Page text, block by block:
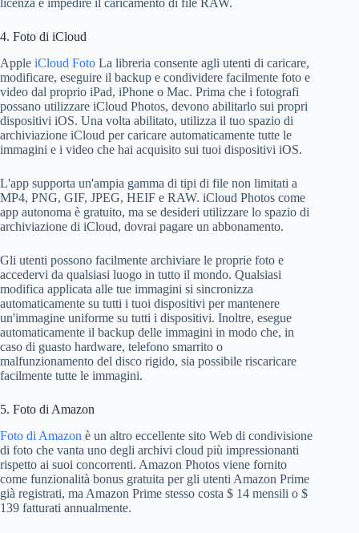
licenza e impedire il caricamento di file RAW.
4. Foto di iCloud
Apple iCloud Foto La libreria consente agli utenti di caricare,
modificare, eseguire il backup e condividere facilmente foto e
video dal proprio iPad, iPhone o Mac. Prima che i fotografi
possano utilizzare iCloud Photos, devono abilitarlo sui propri
dispositivi iOS. Una volta abilitato, utilizza il tuo spazio di
archiviazione iCloud per caricare automaticamente tutte le
immagini e i video che hai acquisito sui tuoi dispositivi iOS.
L'app supporta un'ampia gamma di tipi di file non limitati a
MP4, PNG, GIF, JPEG, HEIF e RAW. iCloud Photos come
app autonoma è gratuito, ma se desideri utilizzare lo spazio di
archiviazione di iCloud, dovrai pagare un abbonamento.
Gli utenti possono facilmente archiviare le proprie foto e
accedervi da qualsiasi luogo in tutto il mondo. Qualsiasi
modifica applicata alle tue immagini si sincronizza
automaticamente su tutti i tuoi dispositivi per mantenere
un'immagine uniforme su tutti i dispositivi. Inoltre, esegue
automaticamente il backup delle immagini in modo che, in
caso di guasto hardware, telefono smarrito o
malfunzionamento del disco rigido, sia possibile riscaricare
facilmente tutte le immagini.
5. Foto di Amazon
Foto di Amazon è un altro eccellente sito Web di condivisione
di foto che vanta uno degli archivi cloud più impressionanti
rispetto ai suoi concorrenti. Amazon Photos viene fornito
come funzionalità bonus gratuita per gli utenti Amazon Prime
già registrati, ma Amazon Prime stesso costa $ 14 mensili o $
139 fatturati annualmente.